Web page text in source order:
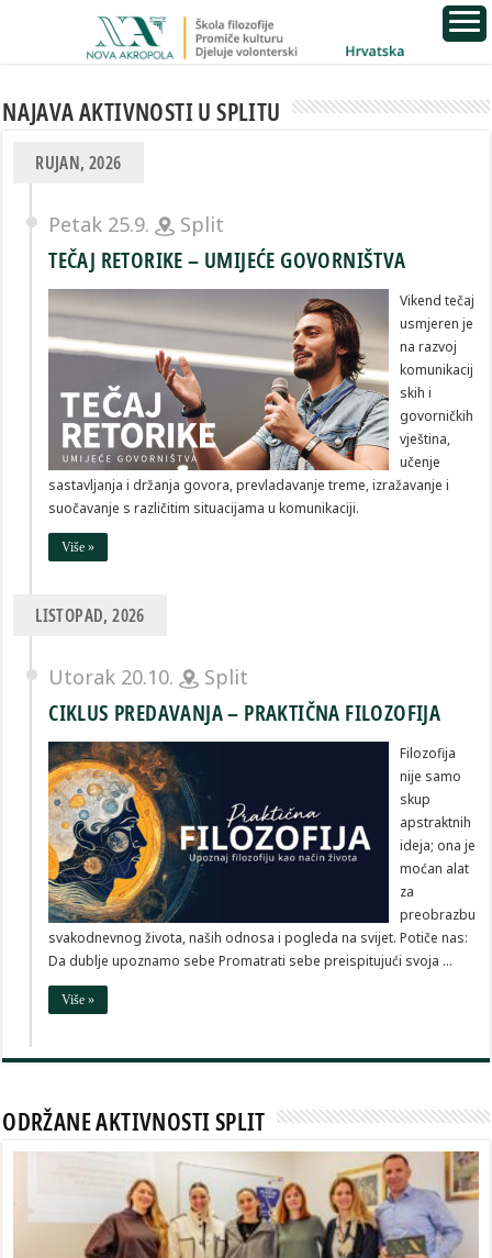
NAJAVA AKTIVNOSTI U SPLITU
RUJAN, 2026
Petak 25.9. Split
TEČAJ RETORIKE – UMIJEĆE GOVORNIŠTVA
Vikend tečaj
usmjeren je
na razvoj
komunikacij
skih i
govorničkih
vještina,
učenje
sastavljanja i držanja govora, prevladavanje treme, izražavanje i
suočavanje s različitim situacijama u komunikaciji.
Više »
LISTOPAD, 2026
Utorak 20.10. Split
CIKLUS PREDAVANJA – PRAKTIČNA FILOZOFIJA
Filozofija
nije samo
skup
apstraktnih
ideja; ona je
moćan alat
za
preobrazbu
svakodnevnog života, naših odnosa i pogleda na svijet. Potiče nas:
Da dublje upoznamo sebe Promatrati sebe preispitujući svoja …
Više »
ODRŽANE AKTIVNOSTI SPLIT